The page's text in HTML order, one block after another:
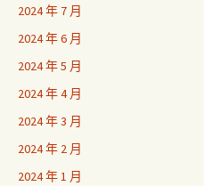
2024 年 7 月
2024 年 6 月
2024 年 5 月
2024 年 4 月
2024 年 3 月
2024 年 2 月
2024 年 1 月